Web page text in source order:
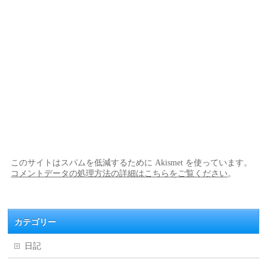
このサイトはスパムを低減するために Akismet を使っています。
コメントデータの処理方法の詳細はこちらをご覧ください。
カテゴリー
日記